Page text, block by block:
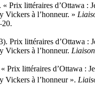
« Prix littéraires d’Ottawa : J
Vickers à l’honneur. »
Prix littéraires d’Ottawa : J
Vickers à l’honneur. Liaison
Prix littéraires d’Ottawa : J
Vickers à l’honneur ».